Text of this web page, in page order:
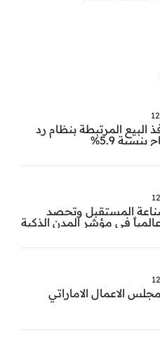
البيع المرتبطة بنظام رد
5.9%
المستقبل وتحصد
عالمياً في مؤشر المدن الذكية
الاعمال الاماراتي